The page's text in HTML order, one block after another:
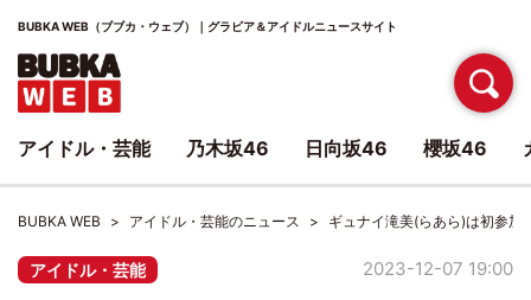
BUBKA WEB（ブブカ・ウェブ）｜グラビア＆アイドルニュースサイト
BUBKA WEB アイドル・芸能のニュース ギュナイ滝美(らあら)は初参
アイドル・芸能 2023-12-07 19:00
アイドル・芸能 乃木坂46 日向坂46 櫻坂46